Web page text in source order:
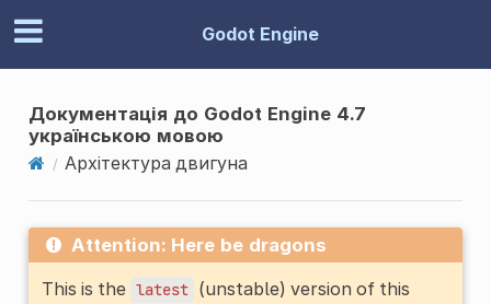
Godot Engine
Документація до Godot Engine 4.7
українською мовою
Архітектура двигуна
Attention: Here be dragons
This is the latest (unstable) version of this